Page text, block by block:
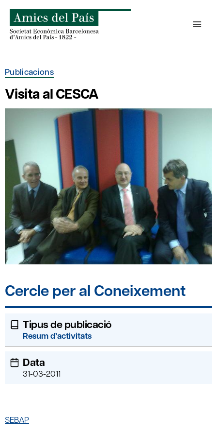
content
Publicacions
Visita al CESCA
Cercle per al Coneixement
Tipus de publicació
Resum d’activitats
Data
31-03-2011
SEBAP